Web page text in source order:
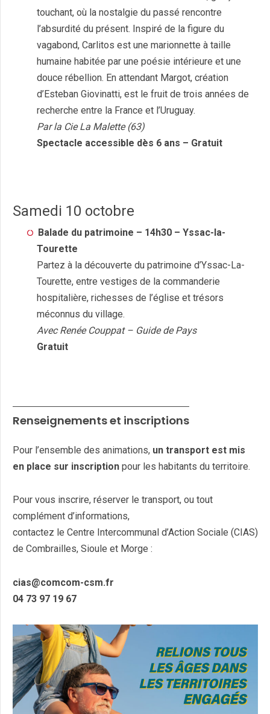
touchant, où la nostalgie du passé rencontre
l’absurdité du présent. Inspiré de la figure du
vagabond, Carlitos est une marionnette à taille
humaine habitée par une poésie intérieure et une
douce rébellion. En attendant Margot, création
d’Esteban Giovinatti, est le fruit de trois années de
recherche entre la France et l’Uruguay.
Par la Cie La Malette (63)
Spectacle accessible dès 6 ans – Gratuit
Samedi 10 octobre
Balade du patrimoine – 14h30 – Yssac-la-
Tourette
Partez à la découverte du patrimoine d’Yssac-La-
Tourette, entre vestiges de la commanderie
hospitalière, richesses de l’église et trésors
méconnus du village.
Avec Renée Couppat – Guide de Pays
Gratuit
Renseignements et inscriptions
Pour l’ensemble des animations, un transport est mis
en place sur inscription pour les habitants du territoire.
Pour vous inscrire, réserver le transport, ou tout
complément d’informations,
contactez le Centre Intercommunal d’Action Sociale (CIAS)
de Combrailles, Sioule et Morge :
cias@comcom-csm.fr
04 73 97 19 67